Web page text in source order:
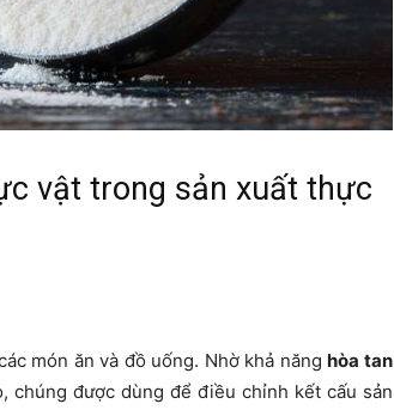
vật trong sản xuất thực
món ăn và đồ uống. Nhờ khả nănghòa tan
chúng được dùng để điều chỉnh kết cấu sản